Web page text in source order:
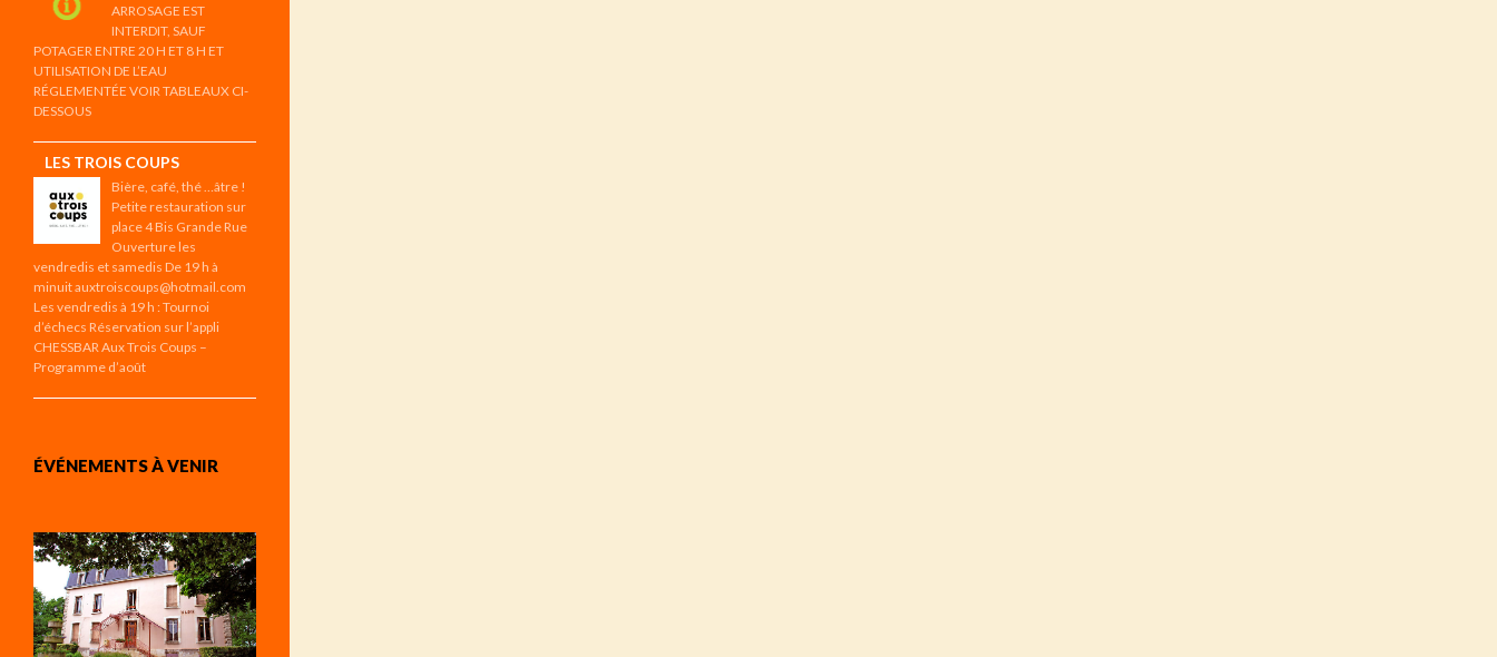
ARROSAGE EST
INTERDIT, SAUF
POTAGER ENTRE 20 H ET 8 H ET
UTILISATION DE L’EAU
RÉGLEMENTÉE VOIR TABLEAUX CI-
DESSOUS
LES TROIS COUPS
Bière, café, thé …âtre !
Petite restauration sur
place 4 Bis Grande Rue
Ouverture les
vendredis et samedis De 19 h à
minuit auxtroiscoups@hotmail.com
Les vendredis à 19 h : Tournoi
d’échecs Réservation sur l’appli
CHESSBAR Aux Trois Coups –
Programme d’août
ÉVÉNEMENTS À VENIR